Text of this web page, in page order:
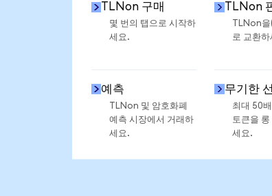
TLNon 구매
몇 번의 탭으로 시작하
세요.
TLNon
TLNon
로 교환하
예측
TLNon 및 암호화폐
예측 시장에서 거래하
세요.
무기한
최대 50
토큰을
세요.